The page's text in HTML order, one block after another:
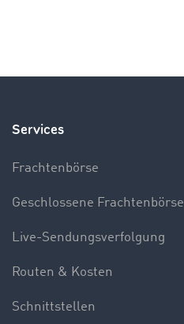
Services
Frachtenbörse
Geschlossene Frachtenbörse
Live-Sendungsverfolgung
Routen & Kosten
Schnittstellen